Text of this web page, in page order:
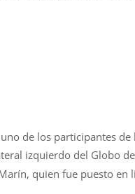
de los participantes
izquierdo del Globo
quien fue puesto